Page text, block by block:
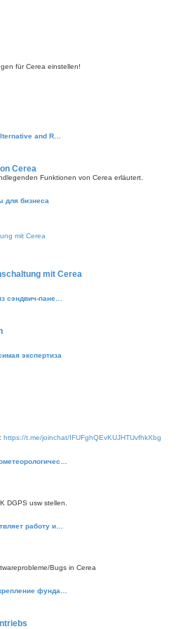
für Cerea einstellen!
and R…
Cerea
Funktionen von Cerea erläutert.
для бизнеса
mit Cerea
mit Cerea
сэндвич-пане…
экспертиза
https://t.me/joinchat/IFUFghQEvKUJHTUvfhkXbg
DGPS usw stellen.
работу и…
Bugs in Cerea
фунда…